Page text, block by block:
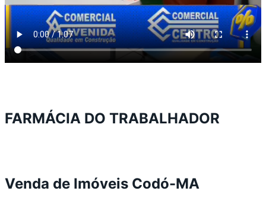
FARMÁCIA DO TRABALHADOR
Venda de Imóveis Codó-MA